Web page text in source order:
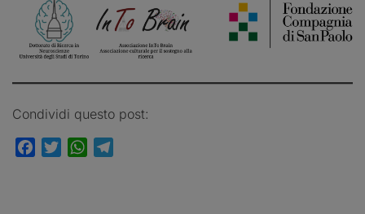
Condividi questo post:
FacebookTwitterWhatsApp